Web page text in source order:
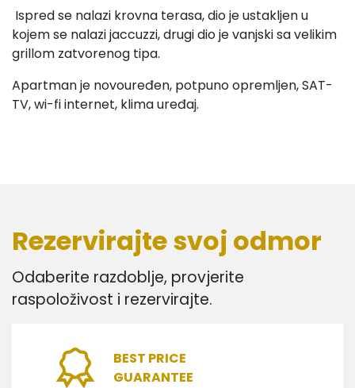
Ispred se nalazi krovna terasa, dio je ustakljen u
kojem se nalazi jaccuzzi, drugi dio je vanjski sa velikim
grillom zatvorenog tipa.
Apartman je novouređen, potpuno opremljen, SAT-
TV, wi-fi internet, klima uređaj.
Rezervirajte svoj odmor
Odaberite razdoblje, provjerite
raspoloživost i rezervirajte.
BEST PRICE
GUARANTEE